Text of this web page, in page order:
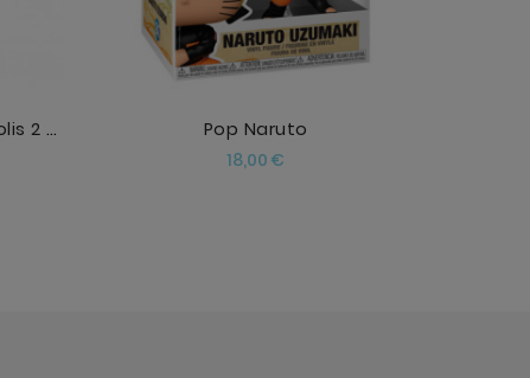
Figura POP Disney Zootropolis 2 Pawbert Lynxley
Pop Naruto
18,00 €